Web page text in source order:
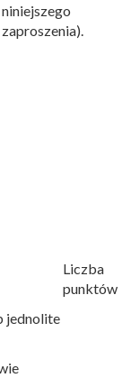
niniejszego
zaproszenia).
Liczba
punktów
jednolite